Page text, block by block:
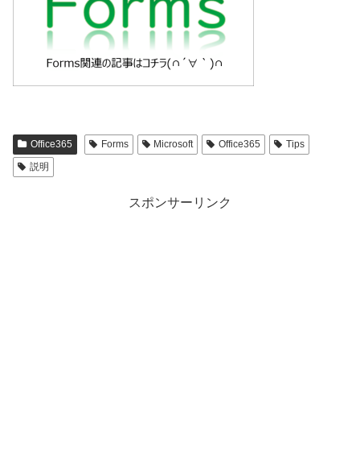
Office365 Forms Microsoft Office365
Tips
説明
スポンサーリンク